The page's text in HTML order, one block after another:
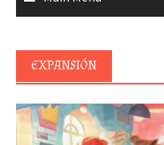
EXPANSIÓN